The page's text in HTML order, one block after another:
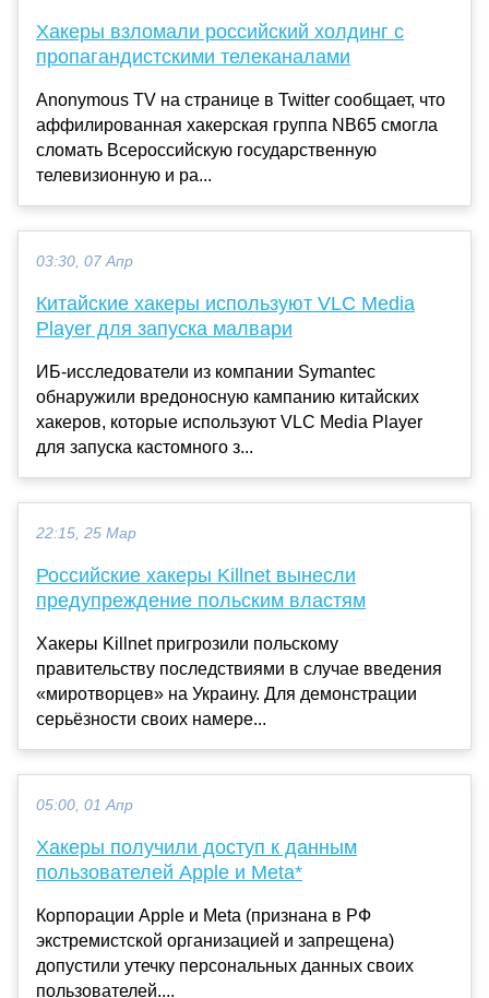
Хакеры взломали российский холдинг с
пропагандистскими телеканалами
Anonymous TV на странице в Twitter сообщает, что
аффилированная хакерская группа NB65 смогла
сломать Всероссийскую государственную
телевизионную и ра...
03:30, 07 Апр
Китайские хакеры используют VLC Media
Player для запуска малвари
ИБ-исследователи из компании Symantec
обнаружили вредоносную кампанию китайских
хакеров, которые используют VLC Media Player
для запуска кастомного з...
22:15, 25 Мар
Российские хакеры Killnet вынесли
предупреждение польским властям
Хакеры Killnet пригрозили польскому
правительству последствиями в случае введения
«миротворцев» на Украину. Для демонстрации
серьёзности своих намере...
05:00, 01 Апр
Хакеры получили доступ к данным
пользователей Apple и Meta*
Корпорации Apple и Meta (признана в РФ
экстремистской организацией и запрещена)
допустили утечку персональных данных своих
пользователей....